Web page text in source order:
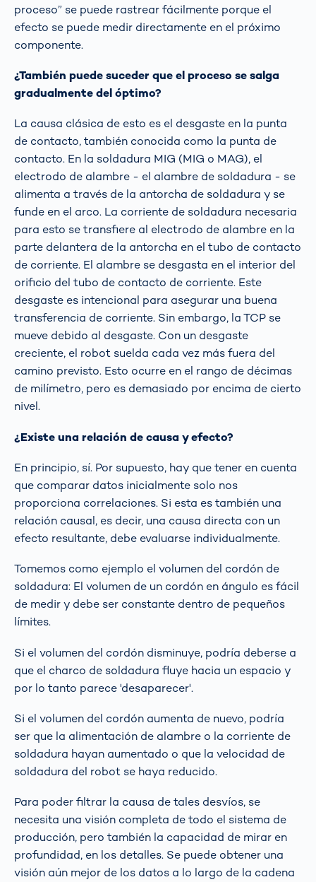
proceso” se puede rastrear fácilmente porque el
efecto se puede medir directamente en el próximo
componente.
¿También puede suceder que el proceso se salga
gradualmente del óptimo?
La causa clásica de esto es el desgaste en la punta
de contacto, también conocida como la punta de
contacto. En la soldadura MIG (MIG o MAG), el
electrodo de alambre - el alambre de soldadura - se
alimenta a través de la antorcha de soldadura y se
funde en el arco. La corriente de soldadura necesaria
para esto se transfiere al electrodo de alambre en la
parte delantera de la antorcha en el tubo de contacto
de corriente. El alambre se desgasta en el interior del
orificio del tubo de contacto de corriente. Este
desgaste es intencional para asegurar una buena
transferencia de corriente. Sin embargo, la TCP se
mueve debido al desgaste. Con un desgaste
creciente, el robot suelda cada vez más fuera del
camino previsto. Esto ocurre en el rango de décimas
de milímetro, pero es demasiado por encima de cierto
nivel.
¿Existe una relación de causa y efecto?
En principio, sí. Por supuesto, hay que tener en cuenta
que comparar datos inicialmente solo nos
proporciona correlaciones. Si esta es también una
relación causal, es decir, una causa directa con un
efecto resultante, debe evaluarse individualmente.
Tomemos como ejemplo el volumen del cordón de
soldadura: El volumen de un cordón en ángulo es fácil
de medir y debe ser constante dentro de pequeños
límites.
Si el volumen del cordón disminuye, podría deberse a
que el charco de soldadura fluye hacia un espacio y
por lo tanto parece 'desaparecer'.
Si el volumen del cordón aumenta de nuevo, podría
ser que la alimentación de alambre o la corriente de
soldadura hayan aumentado o que la velocidad de
soldadura del robot se haya reducido.
Para poder filtrar la causa de tales desvíos, se
necesita una visión completa de todo el sistema de
producción, pero también la capacidad de mirar en
profundidad, en los detalles. Se puede obtener una
visión aún mejor de los datos a lo largo de la cadena